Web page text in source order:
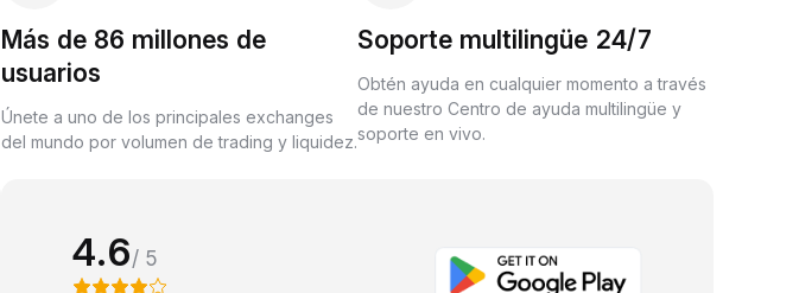
Más de 86 millones de
usuarios
Únete a uno de los principales exchanges
del mundo por volumen de trading y liquidez.
Soporte multilingüe 24/7
Obtén ayuda en cualquier momento a través
de nuestro Centro de ayuda multilingüe y
soporte en vivo.
4.6/ 5